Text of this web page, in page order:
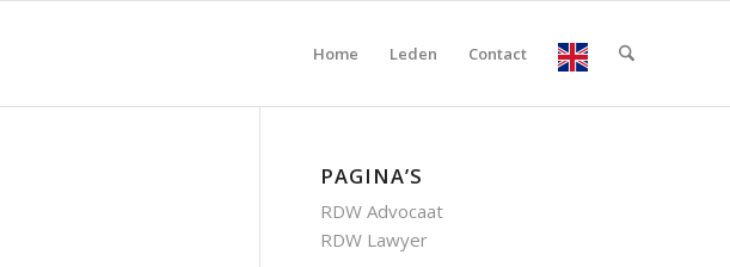
Home Leden Contact
PAGINA’S
RDW Advocaat
RDW Lawyer